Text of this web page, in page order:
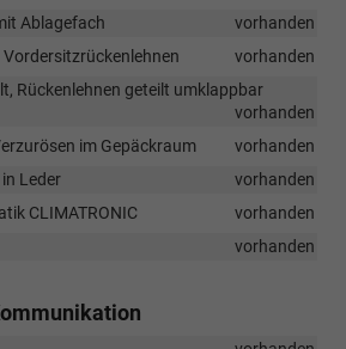
Ablagefach
vorhanden
vorhanden
Rückenlehnen geteilt umklappbar
vorhanden
im Gepäckraum
vorhanden
Leder
vorhanden
CLIMATRONIC
vorhanden
vorhanden